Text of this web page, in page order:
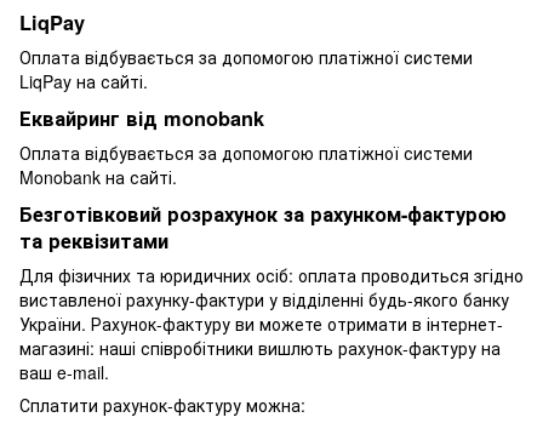
LiqPay
Оплата відбувається за допомогою платіжної системи
LiqPay на сайті.
Еквайринг від monobank
Оплата відбувається за допомогою платіжної системи
Monobank на сайті.
Безготівковий розрахунок за рахунком-фактурою
та реквізитами
Для фізичних та юридичних осіб: оплата проводиться згідно
виставленої рахунку-фактури у відділенні будь-якого банку
України. Рахунок-фактуру ви можете отримати в інтернет-
магазині: наші співробітники вишлють рахунок-фактуру на
ваш e-mail.
Сплатити рахунок-фактуру можна: